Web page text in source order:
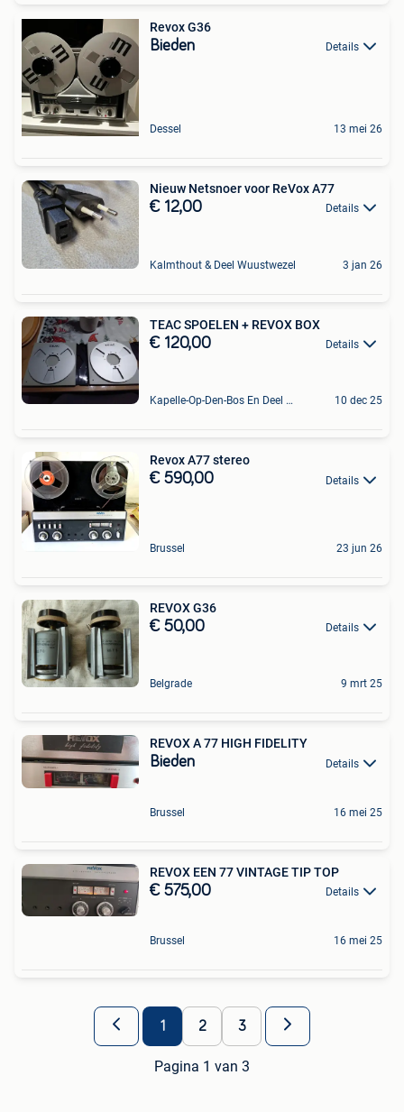
Revox G36
Bieden Details
Dessel 13 mei 26
Nieuw Netsnoer voor ReVox A77
€ 12,00 Details
Kalmthout & Deel Wuustwezel 3 jan 26
TEAC SPOELEN + REVOX BOX
€ 120,00 Details
Kapelle-Op-Den-Bos En Deel Van Zemst 10 dec 25
Revox A77 stereo
€ 590,00 Details
Brussel 23 jun 26
REVOX G36
€ 50,00 Details
Belgrade 9 mrt 25
REVOX A 77 HIGH FIDELITY
Bieden Details
Brussel 16 mei 25
REVOX EEN 77 VINTAGE TIP TOP
€ 575,00 Details
Brussel 16 mei 25
1 2 3
Pagina 1 van 3